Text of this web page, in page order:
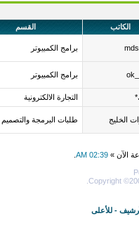
الكاتب القسم
برامج الكمبيوتر
برامج الكمبيوتر
التجارة الالكترونية
الخليج طلبات البرمجة والتصميم
الآن » 02:39 AM
Copyright
- للأعلى